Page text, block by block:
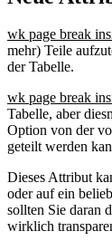
wk page break
mehr) Teile
der Tabelle.
wk page break
Tabelle, aber
Option von der
geteilt werden
Dieses Attribut
oder auf ein
sollten Sie daran
wirklich